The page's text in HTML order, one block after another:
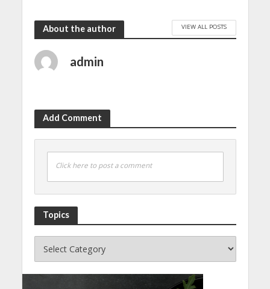
About the author VIEW ALL POSTS
admin
Add Comment
Click here to post a comment
Topics